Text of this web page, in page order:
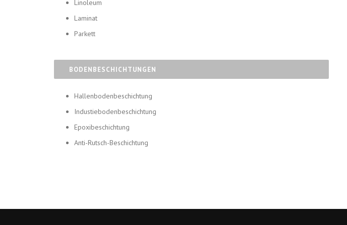
Linoleum
Laminat
Parkett
BODENBESCHICHTUNGEN
Hallenbodenbeschichtung
Industiebodenbeschichtung
Epoxibeschichtung
Anti-Rutsch-Beschichtung